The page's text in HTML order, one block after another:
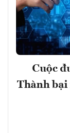
Cuộc
Thành bại